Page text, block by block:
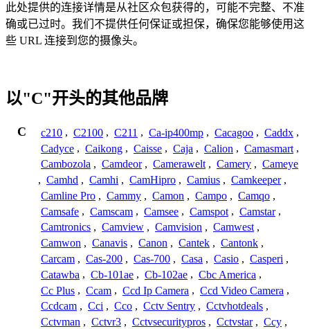
此处提供的连接详情是从社区众包获得的，可能不完整、不准
确或已过时。我们不提供任何保证或担保，确保您能够使用这
些 URL 连接到您的摄像头。
以"C"开头的其他品牌
C c210 , C2100 , C211 , Ca-ip400mp , Cacagoo , Caddx ,
Cadyce , Caikong , Caisse , Caja , Calion , Camasmart ,
Cambozola , Camdeor , Camerawelt , Camery , Cameye
, Camhd , Camhi , CamHipro , Camius , Camkeeper ,
Camline Pro , Cammy , Camon , Campo , Camqo ,
Camsafe , Camscam , Camsee , Camspot , Camstar ,
Camtronics , Camview , Camvision , Camwest ,
Camwon , Canavis , Canon , Cantek , Cantonk ,
Carcam , Cas-200 , Cas-700 , Casa , Casio , Casperi ,
Catawba , Cb-101ae , Cb-102ae , Cbc America ,
Cc Plus , Ccam , Ccd Ip Camera , Ccd Video Camera ,
Ccdcam , Cci , Cco , Cctv Sentry , Cctvhotdeals ,
Cctvman , Cctvr3 , Cctvsecuritypros , Cctvstar , Ccy ,